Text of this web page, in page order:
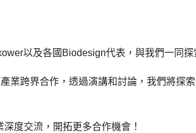
以及各國Biodesign代表，與我們一同探
業跨界合作，透過演講和討論，我們將探
度交流，開拓更多合作機會！